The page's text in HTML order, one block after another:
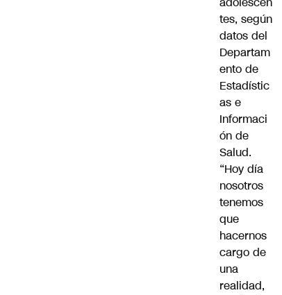
tes, según
datos del
Departam
ento de
Estadístic
as e
Informaci
ón de
Salud.
“Hoy día
nosotros
tenemos
que
hacernos
cargo de
una
realidad,